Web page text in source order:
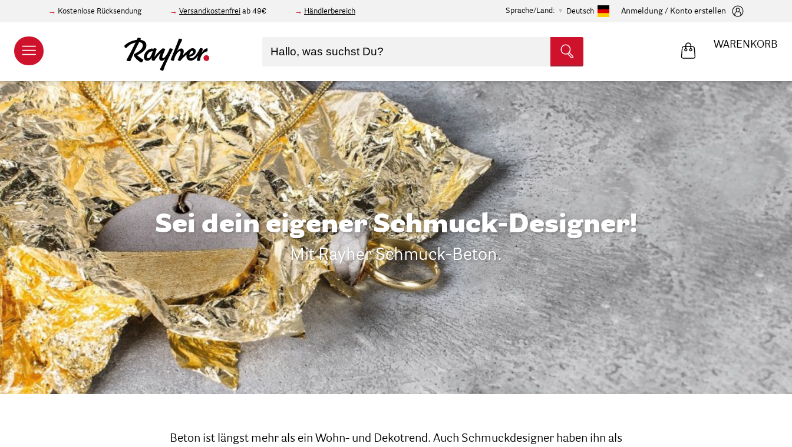
Kostenlose Rücksendung Versandkostenfrei ab 49€ Händlerbereich Sprache/Land: Deutsch Anmeldung / Konto erstellen
WARENKORB
Sei dein eigener Schmuck-Designer!
Mit Rayher Schmuck-Beton.
Beton ist längst mehr als ein Wohn- und Dekotrend. Auch Schmuckdesigner haben ihn als